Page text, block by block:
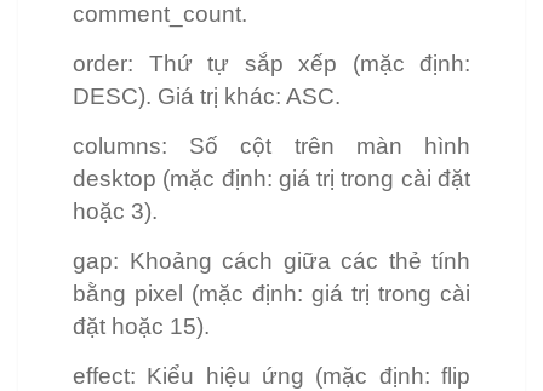
comment_count.
order: Thứ tự sắp xếp (mặc định:
DESC). Giá trị khác: ASC.
columns: Số cột trên màn hình
desktop (mặc định: giá trị trong cài đặt
hoặc 3).
gap: Khoảng cách giữa các thẻ tính
bằng pixel (mặc định: giá trị trong cài
đặt hoặc 15).
effect: Kiểu hiệu ứng (mặc định: flip